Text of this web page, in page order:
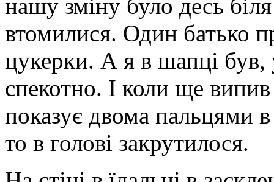
нашу зміну було десь
втомилися. Один батько
цукерки. А я в шапці був,
спекотно. І коли ще
показує двома пальцями
то в голові ­закрутилося.